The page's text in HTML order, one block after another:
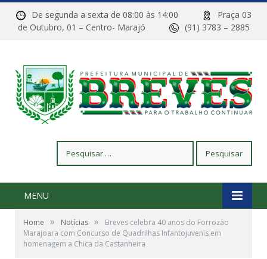
De segunda a sexta de 08:00 às 14:00
Praça 03
de Outubro, 01 – Centro- Marajó
(91) 3783 – 2885
por:
MENU
Home » Notícias »
Breves celebra 40 anos do Forrozão
Marajoara com Concurso de Quadrilhas Infantojuvenis em
homenagem a Chica da Castanheira